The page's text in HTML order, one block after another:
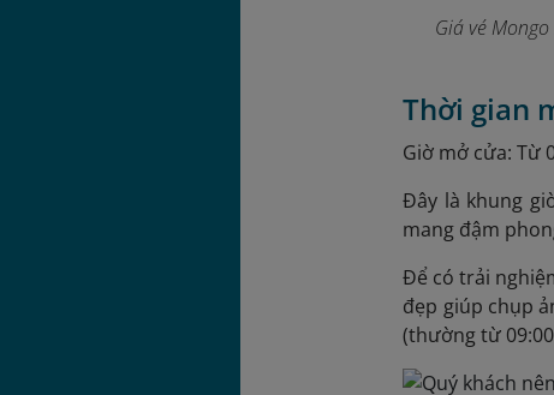
Giá vé
Thời gian
Giờ mở cửa: Từ
Đây là khung
mang đậm
Để có trải
đẹp giúp chụp
(thường từ